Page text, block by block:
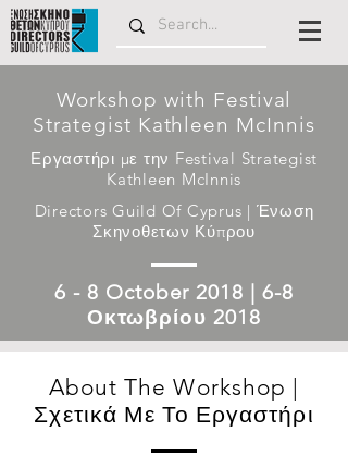
Workshop with Festival
Strategist Kathleen McInnis
Εργαστήρι με την Festival Strategist
Kathleen McInnis
Directors Guild Of Cyprus | Ένωση
Σκηνοθετων Κύπρου
6 - 8 October 2018 | 6-8
Οκτωβρίου 2018
About The Workshop |
Σχετικά Με Το Εργαστήρι